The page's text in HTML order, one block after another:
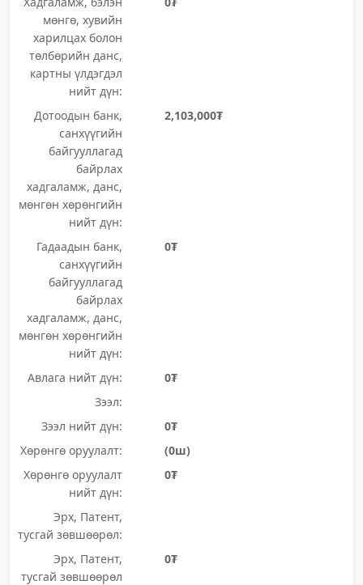
мөнгө, хувийн
харилцах болон
төлбөрийн данс,
картны үлдэгдэл
нийт дүн:
Дотоодын банк,
санхүүгийн
байгууллагад
байрлах
хадгаламж, данс,
мөнгөн хөрөнгийн
нийт дүн:
2,103,000₮
Гадаадын банк,
санхүүгийн
байгууллагад
байрлах
хадгаламж, данс,
мөнгөн хөрөнгийн
нийт дүн:
0₮
Авлага нийт дүн:
0₮
Зээл:
Зээл нийт дүн:
0₮
Хөрөнгө оруулалт:
(0ш)
Хөрөнгө оруулалт
нийт дүн:
0₮
Эрх, Патент,
тусгай зөвшөөрөл:
Эрх, Патент,
тусгай зөвшөөрөл
0₮